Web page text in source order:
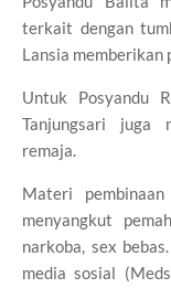
terkait dengan
Lansia memberikan
Untuk Posyandu
Tanjungsari juga
remaja.
Materi
menyangkut
narkoba, sex
media sosial